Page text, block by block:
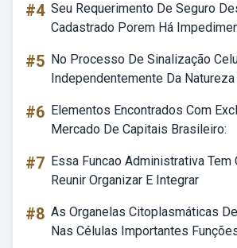
#4 Seu Requerimento De Seguro
Cadastrado Porem Há
#5 No Processo De Sinalização
Independentemente Da
#6 Elementos Encontrados Com
Mercado De Capitais Brasileiro:
#7 Essa Funcao Administrativa Tem
Reunir Organizar E Integrar
#8 As Organelas Citoplasmáticas
Nas Células Importantes